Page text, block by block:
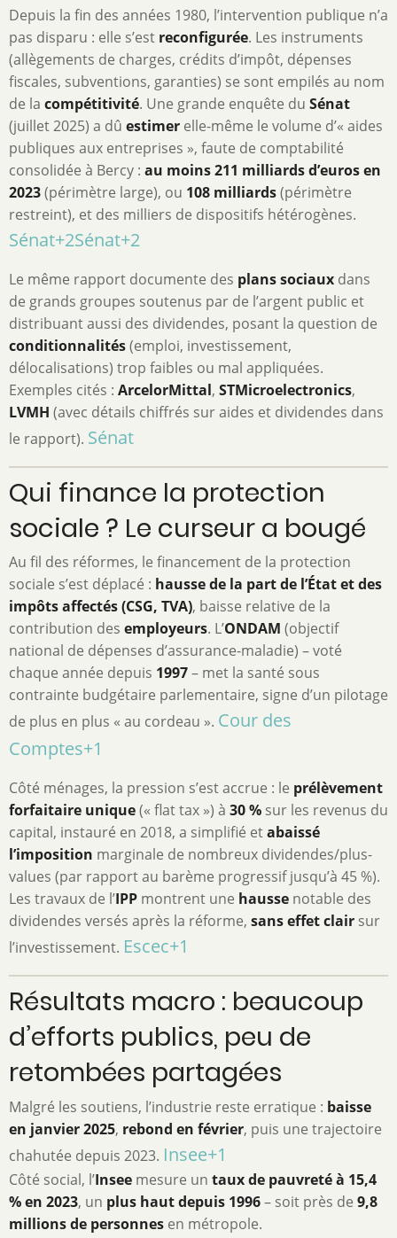
Depuis la fin des années 1980, l’intervention publique n’a
pas disparu : elle s’est reconfigurée. Les instruments
(allègements de charges, crédits d’impôt, dépenses
fiscales, subventions, garanties) se sont empilés au nom
de la compétitivité. Une grande enquête du Sénat
(juillet 2025) a dû estimer elle-même le volume d’« aides
publiques aux entreprises », faute de comptabilité
consolidée à Bercy : au moins 211 milliards d’euros en
2023(périmètre large), ou 108 milliards(périmètre
restreint), et des milliers de dispositifs hétérogènes.
Sénat+2Sénat+2
Le même rapport documente des plans sociaux dans
de grands groupes soutenus par de l’argent public et
distribuant aussi des dividendes, posant la question de
conditionnalités(emploi, investissement,
délocalisations) trop faibles ou mal appliquées.
Exemples cités : ArcelorMittal, STMicroelectronics,
LVMH (avec détails chiffrés sur aides et dividendes dans
le rapport). Sénat
Qui finance la protection
sociale ? Le curseur a bougé
Au fil des réformes, le financement de la protection
sociale s’est déplacé : hausse de la part de l’État et des
impôts affectés (CSG, TVA), baisse relative de la
contribution des employeurs. L’ONDAM (objectif
national de dépenses d’assurance-maladie) – voté
chaque année depuis 1997– met la santé sous
contrainte budgétaire parlementaire, signe d’un pilotage
de plus en plus « au cordeau ». Cour des
Comptes+1
Côté ménages, la pression s’est accrue : le prélèvement
forfaitaire unique(« flat tax ») à 30 % sur les revenus du
capital, instauré en 2018, a simplifié etabaissé
l’imposition marginale de nombreux dividendes/plus-
values (par rapport au barème progressif jusqu’à 45 %).
Les travaux de l’IPP montrent une hausse notable des
dividendes versés après la réforme, sans effet clair sur
l’investissement. Escec+1
Résultats macro : beaucoup
d’efforts publics, peu de
retombées partagées
Malgré les soutiens, l’industrie reste erratique : baisse
en janvier 2025, rebond en février, puis une trajectoire
chahutée depuis 2023. Insee+1
Côté social, l’Insee mesure un taux de pauvreté à 15,4
% en 2023, un plus haut depuis 1996– soit près de 9,8
millions de personnes en métropole.